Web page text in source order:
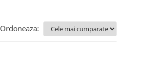
Ordoneaza: